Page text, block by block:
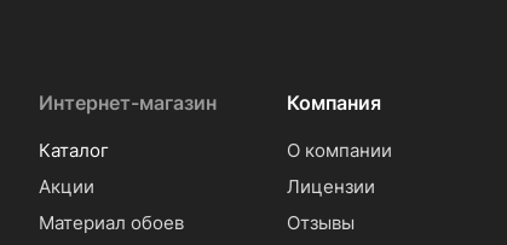
Интернет-магазин
Каталог
Акции
Материал обоев
Компания
О компании
Лицензии
Отзывы